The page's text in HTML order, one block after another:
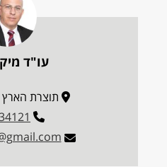
עו"ד
תוצרת הארץ 3, פתח תקווה